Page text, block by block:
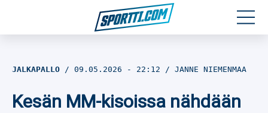
JALKAPALLO 09.05.2026 - 22:12 JANNE NIEMENMAA
Kesän MM-kisoissa nähdään